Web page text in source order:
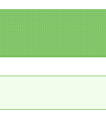
不動産売却成功のコ
リニュアル仲介で実